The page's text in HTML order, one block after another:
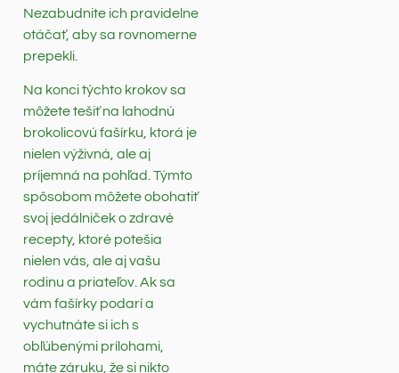
Nezabudnite ich pravidelne
otáčať, aby sa rovnomerne
prepekli.
Na konci týchto krokov sa
môžete tešiť na lahodnú
brokolicovú fašírku, ktorá je
nielen výživná, ale aj
príjemná na pohľad. Týmto
spôsobom môžete obohatiť
svoj jedálniček o zdravé
recepty, ktoré potešia
nielen vás, ale aj vašu
rodinu a priateľov. Ak sa
vám fašírky podarí a
vychutnáte si ich s
obľúbenými prílohami,
máte záruku, že si nikto